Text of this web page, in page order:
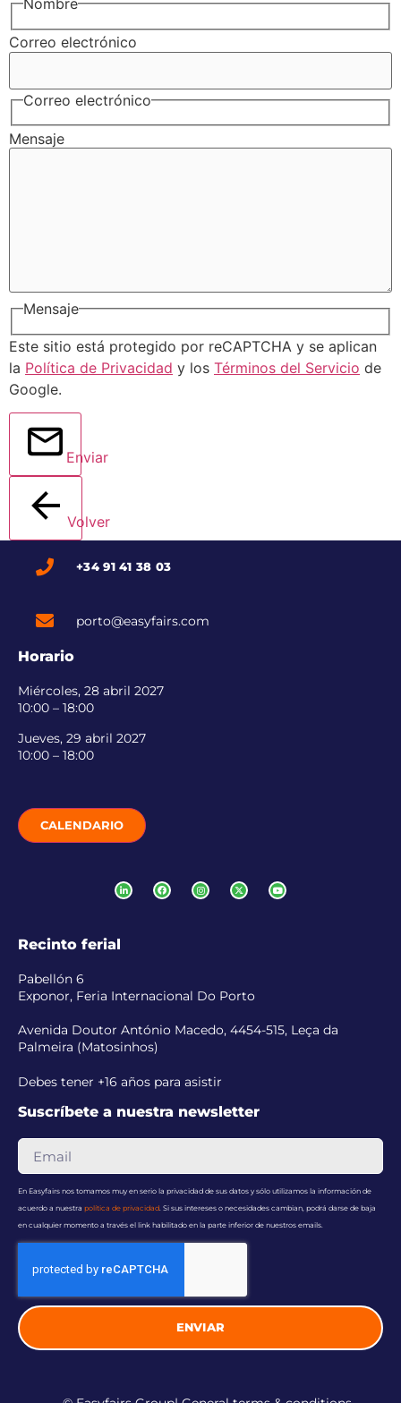
Nombre
Correo electrónico
Correo electrónico
Mensaje
Mensaje
Este sitio está protegido por reCAPTCHA y se aplican
la Política de Privacidad y los Términos del Servicio de
Google.
Enviar
Volver
+34 91 41 38 03
porto@easyfairs.com
Horario
Miércoles, 28 abril 2027
10:00 – 18:00
Jueves, 29 abril 2027
10:00 – 18:00
CALENDARIO
Recinto ferial
Pabellón 6
Exponor, Feria Internacional Do Porto
Avenida Doutor António Macedo, 4454-515, Leça da
Palmeira (Matosinhos)
Debes tener +16 años para asistir
Suscríbete a nuestra newsletter
En Easyfairs nos tomamos muy en serio la privacidad de sus datos y sólo utilizamos la información de
acuerdo a nuestra política de privacidad. Si sus intereses o necesidades cambian, podrá darse de baja
en cualquier momento a través el link habilitado en la parte inferior de nuestros emails.
ENVIAR